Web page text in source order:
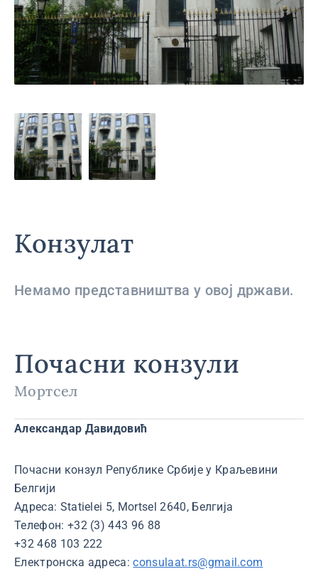
Конзулат
Немамо представништва у овој држави.
Почасни конзули
Мортсел
Александар Давидовић
Почасни конзул Републике Србије у Краљевини
Белгији
Адреса: Statielei 5, Mortsel 2640, Белгија
Телефон: +32 (3) 443 96 88
+32 468 103 222
Електронска адреса:consulaat.rs@gmail.com